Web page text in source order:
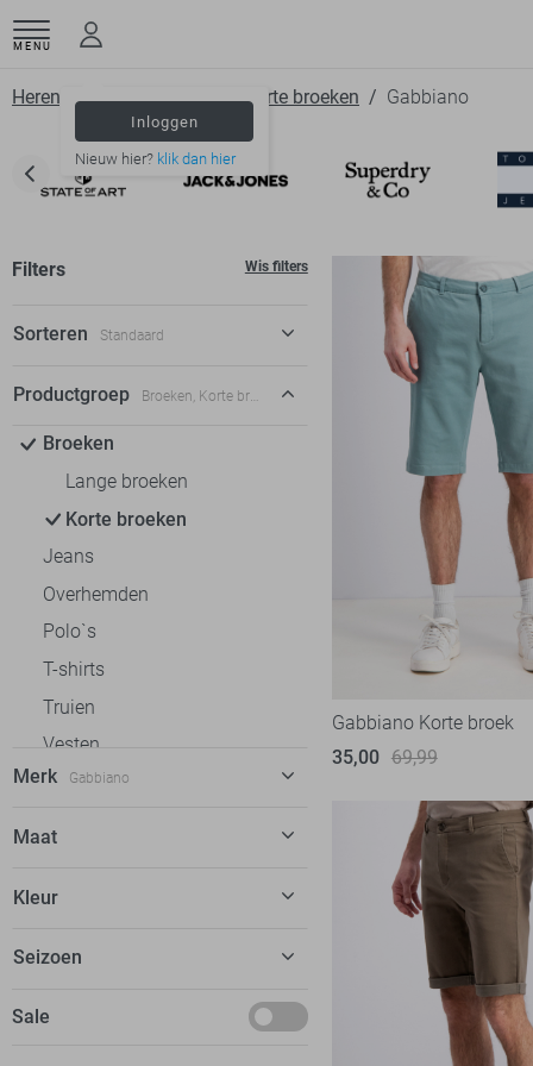
MENU
Inloggen
Nieuw hier? klik dan hier
Herenkleding Broeken Korte broeken Gabbiano
Filters Wis filters
Sorteren Standaard
Standaard
Productgroep Broeken, Korte broeken
Broeken
Lange broeken
Korte broeken
Jeans
Overhemden
Polo`s
T-shirts
Truien
Vesten
Jassen
Merk Gabbiano
Antony Morato 4
Calvin Klein
Desoto
Maat
29
31
Kleur
Beige
Seizoen
Mei
Sale
Gabbiano Korte broek
35,00 69,99